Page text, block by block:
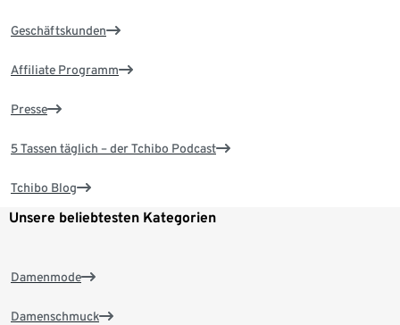
Geschäftskunden
Affiliate Programm
Presse
5 Tassen täglich – der Tchibo Podcast
Tchibo Blog
Unsere beliebtesten Kategorien
Damenmode
Damenschmuck